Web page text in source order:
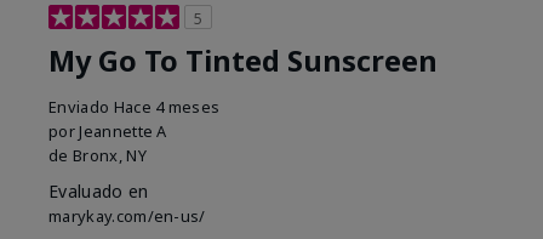
5
My Go To Tinted Sunscreen
Enviado Hace 4 meses
por Jeannette A
de Bronx, NY
Evaluado en
marykay.com/en-us/